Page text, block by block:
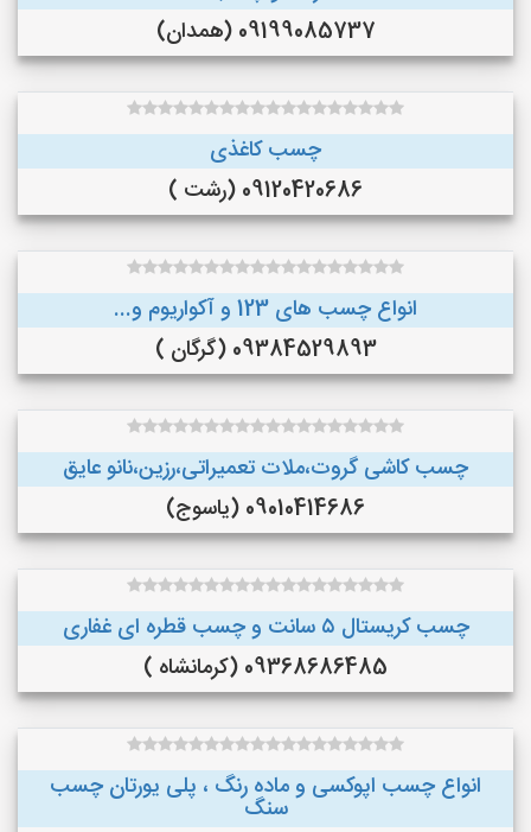
09199085737 (همدان)
چسب کاغذی
09120420686 (رشت )
انواع چسب های 123 و آکواریوم و...
09384529893 (گرگان )
چسب کاشی گروت،ملات تعمیراتی،رزین،نانو عایق
09010414686 (یاسوج)
چسب کریستال ۵ سانت و چسب قطره ای غفاری
09368686485 (کرمانشاه )
انواع چسب اپوکسی و ماده رنگ ، پلی یورتان چسب
سنگ